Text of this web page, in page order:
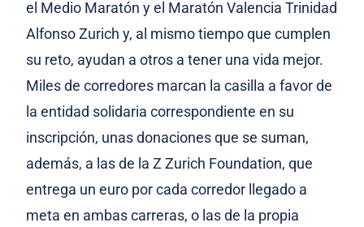
el Medio Maratón y el Maratón Valencia Trinidad
Alfonso Zurich y, al mismo tiempo que cumplen
su reto, ayudan a otros a tener una vida mejor.
Miles de corredores marcan la casilla a favor de
la entidad solidaria correspondiente en su
inscripción, unas donaciones que se suman,
además, a las de la Z Zurich Foundation, que
entrega un euro por cada corredor llegado a
meta en ambas carreras, o las de la propia